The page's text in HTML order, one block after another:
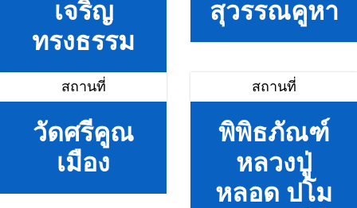
เจริญ
ทรงธรรม
สุวรรณคูหา
สถานที่
วัดศรีคูณ
เมือง
สถานที่
พิพิธภัณฑ์
หลวงปู่
หลอด ปโม